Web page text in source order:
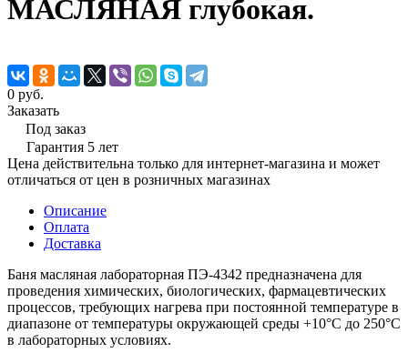
МАСЛЯНАЯ глубокая.
0 руб.
Заказать
Под заказ
Гарантия 5 лет
Цена действительна только для интернет-магазина и может
отличаться от цен в розничных магазинах
Описание
Оплата
Доставка
Баня масляная лабораторная ПЭ-4342 предназначена для
проведения химических, биологических, фармацевтических
процессов, требующих нагрева при постоянной температуре в
диапазоне от температуры окружающей среды +10°С до 250°С
в лабораторных условиях.